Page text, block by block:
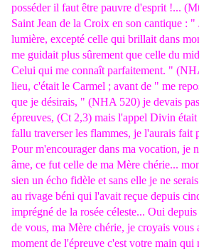
posséder il faut être pauvre d'esprit !...
Saint Jean de la Croix en son cantique :
lumière, excepté celle qui brillait dans
me guidait plus sûrement que celle du
Celui qui me connaît parfaitement. "
lieu, c'était le Carmel ; avant de " me
que je désirais, " (NHA 520) je devais
épreuves, (Ct 2,3) mais l'appel Divin était
fallu traverser les flammes, je l'aurais fait
Pour m'encourager dans ma vocation, je
âme, ce fut celle de ma Mère chérie...
sien un écho fidèle et sans elle je ne
au rivage béni qui l'avait reçue depuis
imprégné de la rosée céleste... Oui
de vous, ma Mère chérie, je croyais vous
moment de l'épreuve c'est votre main